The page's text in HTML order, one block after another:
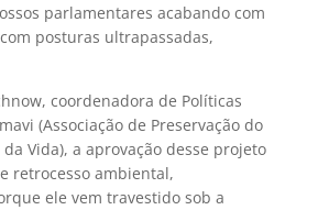
parlamentares acabando com
posturas ultrapassadas,
coordenadora de Políticas
(Associação de Preservação do
Vida), a aprovação desse projeto
retrocesso ambiental,
ele vem travestido sob a